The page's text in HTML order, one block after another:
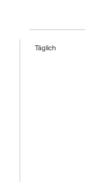
Täglich